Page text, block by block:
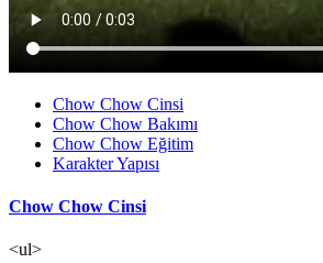
Chow Chow Cinsi
Chow Chow Bakımı
Chow Chow Eğitim
Karakter Yapısı
Chow Chow Cinsi
<ul>